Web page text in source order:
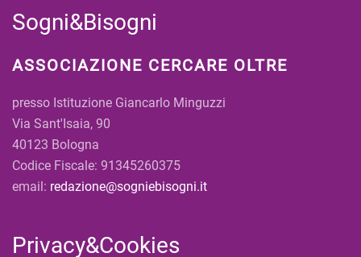
Sogni&Bisogni
ASSOCIAZIONE CERCARE OLTRE
presso Istituzione Giancarlo Minguzzi
Via Sant'Isaia, 90
40123 Bologna
Codice Fiscale: 91345260375
email: redazione@sogniebisogni.it
Privacy&Cookies